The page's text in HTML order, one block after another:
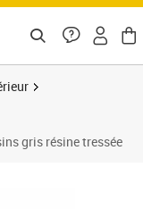
gris résine tressée